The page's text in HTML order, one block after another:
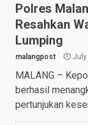
Polres
Resahkan
Lumping
malangpost July
MALANG –
berhasil
pertunjukan